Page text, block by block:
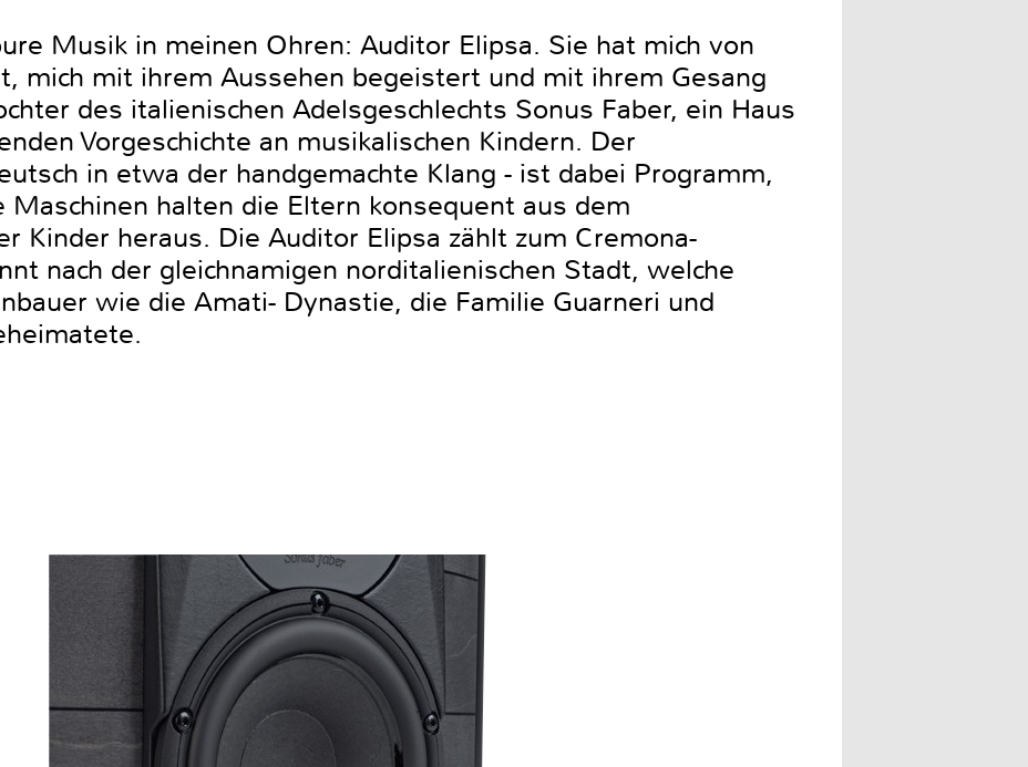
Musik in meinen Ohren: Auditor Elipsa. Sie hat mich von
mich mit ihrem Aussehen begeistert und mit ihrem Gesang
des italienischen Adelsgeschlechts Sonus Faber, ein Haus
Vorgeschichte an musikalischen Kindern. Der
in etwa der handgemachte Klang - ist dabei Programm,
Maschinen halten die Eltern konsequent aus dem
Kinder heraus. Die Auditor Elipsa zählt zum Cremona-
nach der gleichnamigen norditalienischen Stadt, welche
wie die Amati- Dynastie, die Familie Guarneri und